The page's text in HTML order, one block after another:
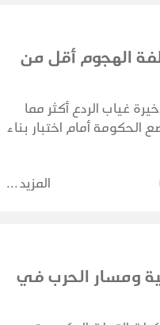
الهجوم أقل من
غياب الردع أكثر مما
أمام اختبار بناء
المزيد
ومسار الحرب في